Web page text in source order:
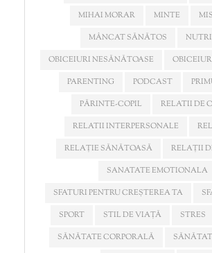
MIHAI MORAR
MINTE
MÂNCAT SĂNĂTOS
OBICEIURI NESĂNĂTOASE
PARENTING
PODCAST
PĂRINTE-COPIL
RELATII DE
RELATII INTERPERSONALE
RELAȚIE SĂNĂTOASĂ
RELAȚII
SANATATE EMOTIONALA
SFATURI PENTRU CREȘTEREA TA
SPORT
STIL DE VIAȚĂ STRES
SĂNĂTATE CORPORALĂ